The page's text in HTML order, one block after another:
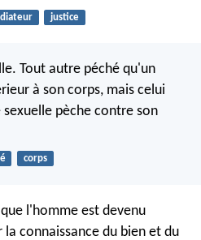
justice
Tout autre péché qu'un
à son corps, mais celui
pèche contre son
corps
l'homme est devenu
connaissance du bien et du